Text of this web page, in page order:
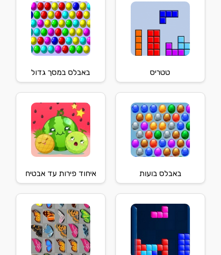
טטריס באבלס במסך גדול
באבלס בועות איחוד פירות עד אבטיח